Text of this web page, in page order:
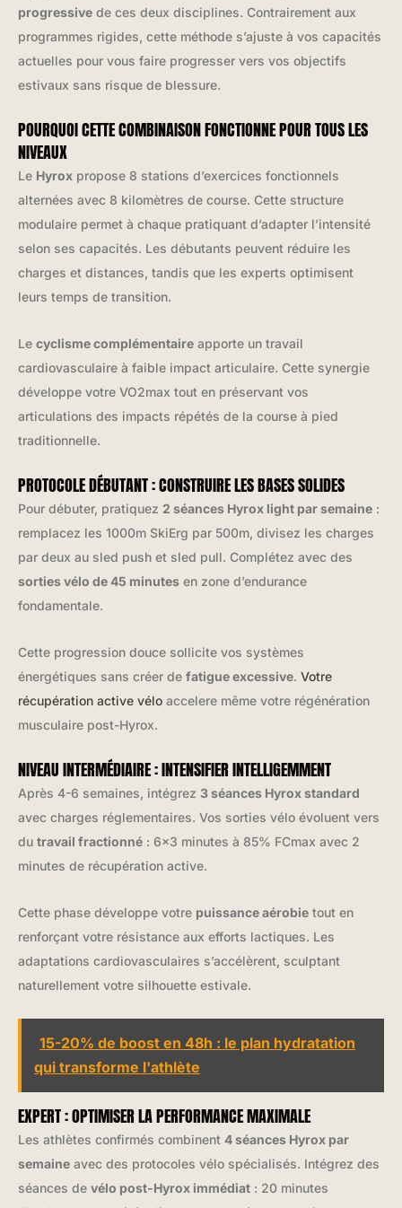
progressive de ces deux disciplines. Contrairement aux
programmes rigides, cette méthode s’ajuste à vos capacités
actuelles pour vous faire progresser vers vos objectifs
estivaux sans risque de blessure.
POURQUOI CETTE COMBINAISON FONCTIONNE POUR TOUS LES
NIVEAUX
Le Hyrox propose 8 stations d’exercices fonctionnels
alternées avec 8 kilomètres de course. Cette structure
modulaire permet à chaque pratiquant d’adapter l’intensité
selon ses capacités. Les débutants peuvent réduire les
charges et distances, tandis que les experts optimisent
leurs temps de transition.
Le cyclisme complémentaire apporte un travail
cardiovasculaire à faible impact articulaire. Cette synergie
développe votre VO2max tout en préservant vos
articulations des impacts répétés de la course à pied
traditionnelle.
PROTOCOLE DÉBUTANT : CONSTRUIRE LES BASES SOLIDES
Pour débuter, pratiquez 2 séances Hyrox light par semaine :
remplacez les 1000m SkiErg par 500m, divisez les charges
par deux au sled push et sled pull. Complétez avec des
sorties vélo de 45 minutes en zone d’endurance
fondamentale.
Cette progression douce sollicite vos systèmes
énergétiques sans créer de fatigue excessive. Votre
récupération active vélo accelere même votre régénération
musculaire post-Hyrox.
NIVEAU INTERMÉDIAIRE : INTENSIFIER INTELLIGEMMENT
Après 4-6 semaines, intégrez 3 séances Hyrox standard
avec charges réglementaires. Vos sorties vélo évoluent vers
du travail fractionné : 6×3 minutes à 85% FCmax avec 2
minutes de récupération active.
Cette phase développe votre puissance aérobie tout en
renforçant votre résistance aux efforts lactiques. Les
adaptations cardiovasculaires s’accélèrent, sculptant
naturellement votre silhouette estivale.
15-20% de boost en 48h : le plan hydratation
qui transforme l'athlète
EXPERT : OPTIMISER LA PERFORMANCE MAXIMALE
Les athlètes confirmés combinent 4 séances Hyrox par
semaine avec des protocoles vélo spécialisés. Intégrez des
séances de vélo post-Hyrox immédiat : 20 minutes